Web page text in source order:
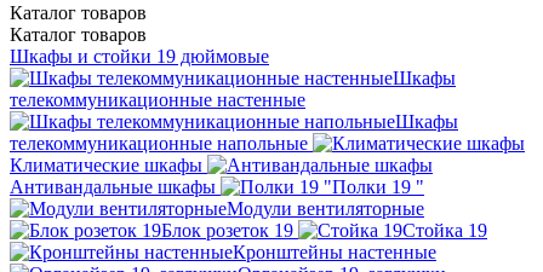
Каталог товаров
Каталог товаров
Шкафы и стойки 19 дюймовые
Шкафы
телекоммуникационные настенные
Шкафы
телекоммуникационные напольные
Климатические шкафы
Антивандальные шкафы
Полки 19 "
Модули вентиляторные
Блок розеток 19
Стойка 19
Кронштейны настенные